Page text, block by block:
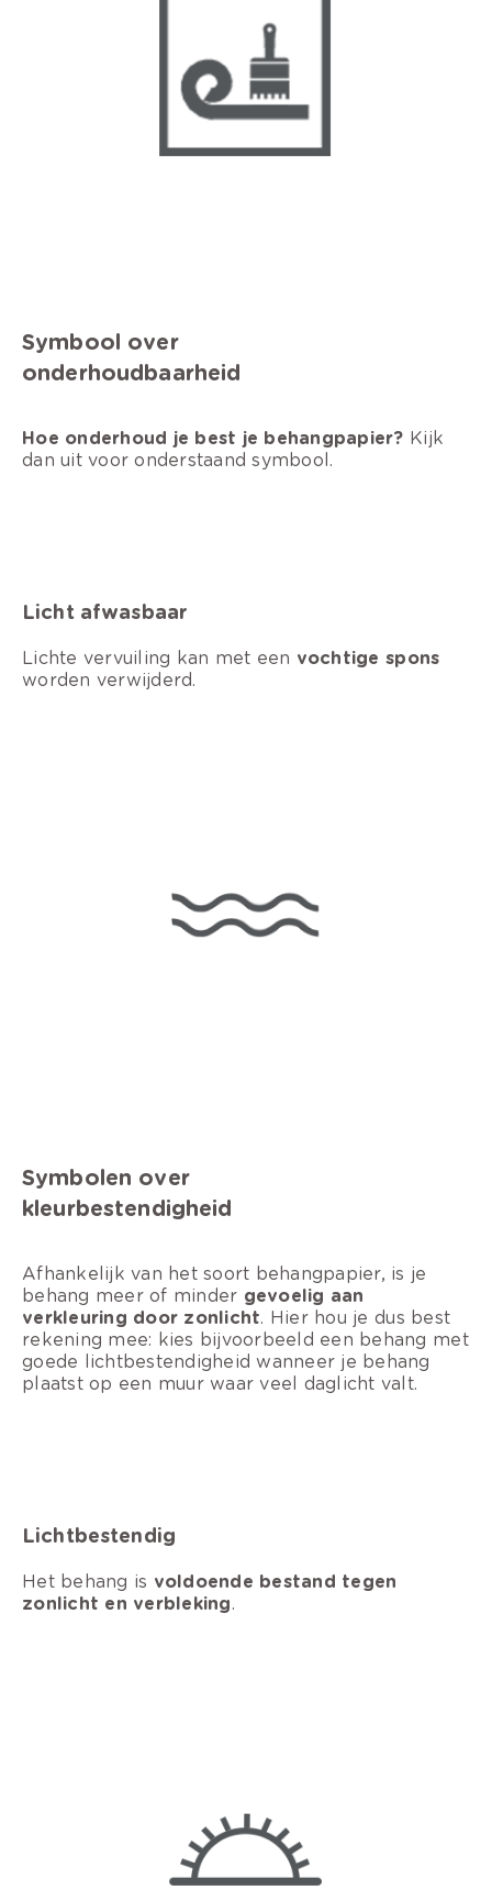
Symbool over
onderhoudbaarheid
Hoe onderhoud je best je behangpapier? Kijk
dan uit voor onderstaand symbool.
Licht afwasbaar
Lichte vervuiling kan met een vochtige spons
worden verwijderd.
Symbolen over
kleurbestendigheid
Afhankelijk van het soort behangpapier, is je
behang meer of minder gevoelig aan
verkleuring door zonlicht. Hier hou je dus best
rekening mee: kies bijvoorbeeld een behang met
goede lichtbestendigheid wanneer je behang
plaatst op een muur waar veel daglicht valt.
Lichtbestendig
Het behang is voldoende bestand tegen
zonlicht en verbleking.